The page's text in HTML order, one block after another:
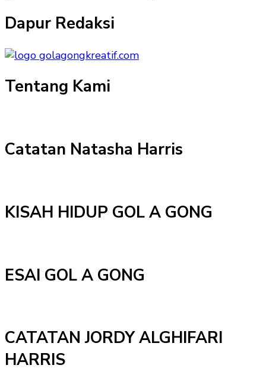
Dapur Redaksi
Tentang Kami
Catatan Natasha Harris
KISAH HIDUP GOL A GONG
ESAI GOL A GONG
CATATAN JORDY ALGHIFARI
HARRIS